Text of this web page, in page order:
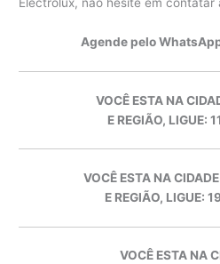
Electrolux, não hesite em
Agende pelo
VOCÊ ESTA NA
E REGIÃO, LIGUE:
VOCÊ ESTA NA
E REGIÃO, LIGUE:
VOCÊ ESTA NA